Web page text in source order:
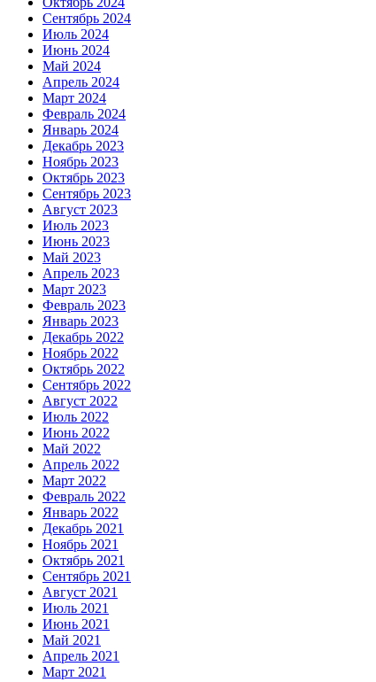
Сентябрь 2024
Июль 2024
Июнь 2024
Май 2024
Апрель 2024
Март 2024
Февраль 2024
Январь 2024
Декабрь 2023
Ноябрь 2023
Октябрь 2023
Сентябрь 2023
Август 2023
Июль 2023
Июнь 2023
Май 2023
Апрель 2023
Март 2023
Февраль 2023
Январь 2023
Декабрь 2022
Ноябрь 2022
Октябрь 2022
Сентябрь 2022
Август 2022
Июль 2022
Июнь 2022
Май 2022
Апрель 2022
Март 2022
Февраль 2022
Январь 2022
Декабрь 2021
Ноябрь 2021
Октябрь 2021
Сентябрь 2021
Август 2021
Июль 2021
Июнь 2021
Май 2021
Апрель 2021
Март 2021